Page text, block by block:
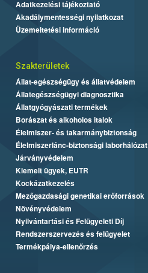
Adatkezelési tájékoztató
Akadálymentességi nyilatkozat
Üzemeltetési információ
Szakterületek
Állat-egészségügy és állatvédelem
Állategészségügyi diagnosztika
Állatgyógyászati termékek
Borászat és alkoholos italok
Élelmiszer- és takarmánybiztonság
Élelmiszerlánc-biztonsági laborhálózat
Járványvédelem
Kiemelt ügyek, EUTR
Kockázatkezelés
Mezőgazdasági genetikai erőforrások
Növényvédelem
Nyilvántartási és Felügyeleti Díj
Rendszerszervezés és felügyelet
Termékpálya-ellenőrzés